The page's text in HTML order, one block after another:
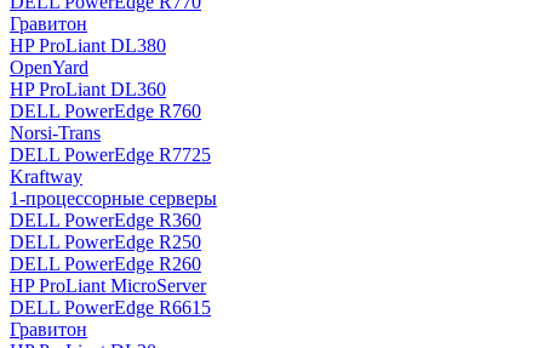
Гравитон
HP ProLiant DL380
OpenYard
HP ProLiant DL360
DELL PowerEdge R760
Norsi-Trans
DELL PowerEdge R7725
Kraftway
1-процессорные серверы
DELL PowerEdge R360
DELL PowerEdge R250
DELL PowerEdge R260
HP ProLiant MicroServer
DELL PowerEdge R6615
Гравитон